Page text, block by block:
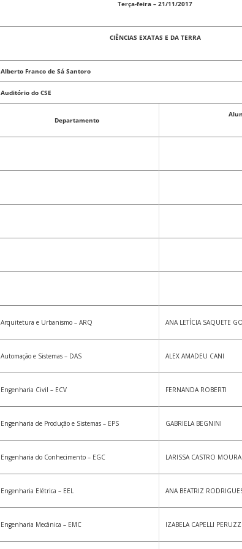
Terça-feira – 21/11/2017
CIÊNCIAS EXATAS E DA TERRA
Alberto Franco de Sá Santoro
Auditório do CSE
Departamento
Arquitetura e Urbanismo – ARQ ANA LETÍCIA SAQUETE
Automação e Sistemas – DAS ALEX AMADEU CANI
Engenharia Civil – ECV FERNANDA ROBERTI
Engenharia de Produção e Sistemas – EPS GABRIELA BEGNINI
Engenharia do Conhecimento – EGC LARISSA CASTRO MOURA
Engenharia Elétrica – EEL ANA BEATRIZ
Engenharia Mecânica – EMC IZABELA CAPELLI